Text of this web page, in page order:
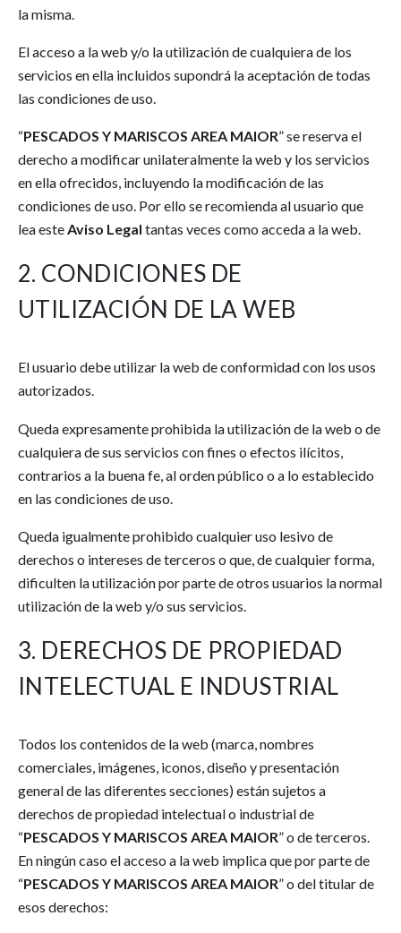
la misma.
El acceso a la web y/o la utilización de cualquiera de los
servicios en ella incluidos supondrá la aceptación de todas
las condiciones de uso.
“PESCADOS Y MARISCOS AREA MAIOR” se reserva el
derecho a modificar unilateralmente la web y los servicios
en ella ofrecidos, incluyendo la modificación de las
condiciones de uso. Por ello se recomienda al usuario que
lea esteAviso Legal tantas veces como acceda a la web.
2. CONDICIONES DE
UTILIZACIÓN DE LA WEB
El usuario debe utilizar la web de conformidad con los usos
autorizados.
Queda expresamente prohibida la utilización de la web o de
cualquiera de sus servicios con fines o efectos ilícitos,
contrarios a la buena fe, al orden público o a lo establecido
en las condiciones de uso.
Queda igualmente prohibido cualquier uso lesivo de
derechos o intereses de terceros o que, de cualquier forma,
dificulten la utilización por parte de otros usuarios la normal
utilización de la web y/o sus servicios.
3. DERECHOS DE PROPIEDAD
INTELECTUAL E INDUSTRIAL
Todos los contenidos de la web (marca, nombres
comerciales, imágenes, iconos, diseño y presentación
general de las diferentes secciones) están sujetos a
derechos de propiedad intelectual o industrial de
“PESCADOS Y MARISCOS AREA MAIOR” o de terceros.
En ningún caso el acceso a la web implica que por parte de
“PESCADOS Y MARISCOS AREA MAIOR” o del titular de
esos derechos: